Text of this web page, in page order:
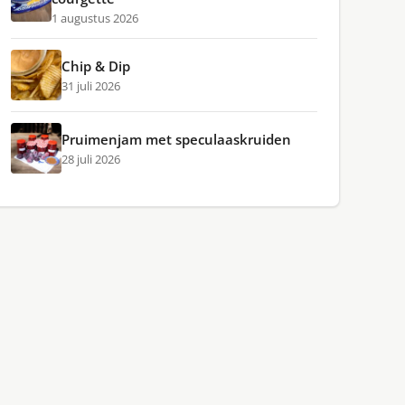
1 augustus 2026
Chip & Dip
31 juli 2026
Pruimenjam met speculaaskruiden
28 juli 2026